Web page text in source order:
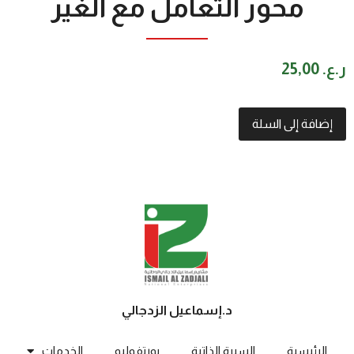
محور التعامل مع الغير
ر.ع.
إضافة إلى السلة
د.إسماعيل الزدجالي
الرئيسية السيرة الذاتية بورتفوليو الخدمات